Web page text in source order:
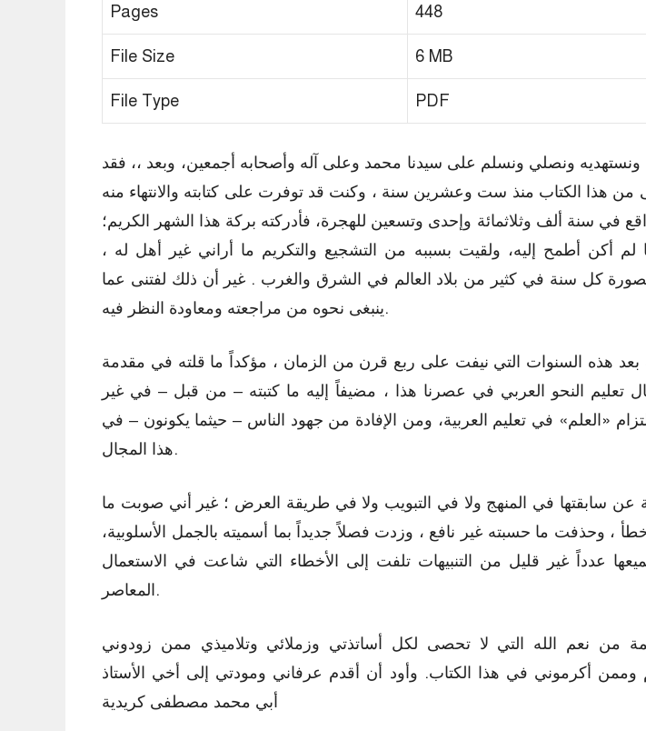
Pages 448
File Size 6 MB
File Type PDF
ونستهديه ونصلي ونسلم على سيدنا محمد وعلى آله وأصحابه أجمعين، وبعد ،، فقد
من هذا الكتاب منذ ست وعشرين سنة ، وكنت قد توفرت على كتابته والانتهاء منه
في سنة ألف وثلاثمائة وإحدى وتسعين للهجرة، فأدركته بركة هذا الشهر الكريم؛
أكن أطمح إليه، ولقيت بسببه من التشجيع والتكريم ما أراني غير أهل له ،
كل سنة في كثير من بلاد العالم في الشرق والغرب . غير أن ذلك لفتنى عما
ينبغى نحوه من مراجعته ومعاودة النظر فيه.
بعد هذه السنوات التي نيفت على ربع قرن من الزمان ، مؤكداً ما قلته في مقدمة
تعليم النحو العربي في عصرنا هذا ، مضيفاً إليه ما كتبته – من قبل – في غير
«العلم» في تعليم العربية، ومن الإفادة من جهود الناس – حيثما يكونون – في
هذا المجال.
عن سابقتها في المنهج ولا في التبويب ولا في طريقة العرض ؛ غير أني صوبت ما
، وحذفت ما حسبته غیر نافع ، وزدت فصلاً جديداً بما أسميته بالجمل الأسلوبية،
عدداً غير قليل من التنبيهات تلفت إلى الأخطاء التي شاعت في الاستعمال
المعاصر.
من نعم الله التي لا تحصى لكل أساتذتي وزملائي وتلاميذي ممن زودوني
وممن أكرموني في هذا الكتاب. وأود أن أقدم عرفاني ومودتي إلى أخي الأستاذ
أبي محمد مصطفى كريدية